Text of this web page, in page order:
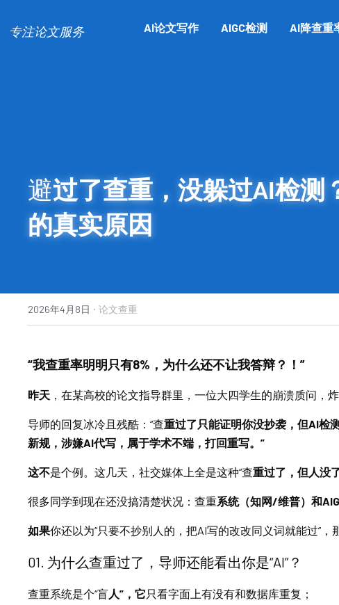
专注论文服务 AI论文写作 AIGC检测 AI降查重
避过了查重，没躲过AI检测
的真实原因
2026年4月8日 · 论文查重
“我查重率明明只有8%，为什么还不让我答辩？！”
昨天 ，在某高校的论文指导群里，一位大四学生的崩溃质问，
导师的回复冰冷且残酷：“查重过了只能证明你没抄袭，但AI检
新规，涉嫌AI代写，属于学术不端，打回重写。”
这不是个例。这几天，社交媒体上全是这种“查重过了，但人没
很多同学到现在还没搞清楚状况：查重系统（知网/维普）和
如果你还以为“只要不抄别人的，把AI写的改改同义词就能过”，
01. 为什么查重过了，导师还能看出你是“AI”？
查重系统是个“盲人”，它 只看字面上有没有和数据库重复；